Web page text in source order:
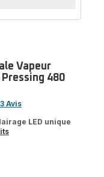
Vapeur
480
Avis
LED unique